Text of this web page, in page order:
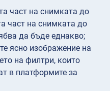
част на снимката до
част на снимката до
да бъде еднакво;
ясно изображение на
на филтри, които
в платформите за